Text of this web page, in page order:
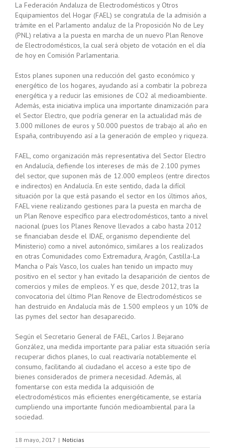
La Federación Andaluza de Electrodomésticos y Otros
Equipamientos del Hogar (FAEL) se congratula de la admisión a
trámite en el Parlamento andaluz de la Proposición No de Ley
(PNL) relativa a la puesta en marcha de un nuevo Plan Renove
de Electrodomésticos, la cual será objeto de votación en el día
de hoy en Comisión Parlamentaria.
Estos planes suponen una reducción del gasto económico y
energético de los hogares, ayudando así a combatir la pobreza
energética y a reducir las emisiones de CO2 al medioambiente.
Además, esta iniciativa implica una importante dinamización para
el Sector Electro, que podría generar en la actualidad más de
3.000 millones de euros y 50.000 puestos de trabajo al año en
España, contribuyendo así a la generación de empleo y riqueza.
FAEL, como organización más representativa del Sector Electro
en Andalucía, defiende los intereses de más de 2.100 pymes
del sector, que suponen más de 12.000 empleos (entre directos
e indirectos) en Andalucía. En este sentido, dada la difícil
situación por la que está pasando el sector en los últimos años,
FAEL viene realizando gestiones para la puesta en marcha de
un Plan Renove específico para electrodomésticos, tanto a nivel
nacional (pues los Planes Renove llevados a cabo hasta 2012
se financiaban desde el IDAE, organismo dependiente del
Ministerio) como a nivel autonómico, similares a los realizados
en otras Comunidades como Extremadura, Aragón, Castilla-La
Mancha o País Vasco, los cuales han tenido un impacto muy
positivo en el sector y han evitado la desaparición de cientos de
comercios y miles de empleos. Y es que, desde 2012, tras la
convocatoria del último Plan Renove de Electrodomésticos se
han destruido en Andalucía más de 1.500 empleos y un 10% de
las pymes del sector han desaparecido.
Según el Secretario General de FAEL, Carlos J. Bejarano
González, una medida importante para paliar esta situación sería
recuperar dichos planes, lo cual reactivaría notablemente el
consumo, facilitando al ciudadano el acceso a este tipo de
bienes considerados de primera necesidad. Además, al
fomentarse con esta medida la adquisición de
electrodomésticos más eficientes energéticamente, se estaría
cumpliendo una importante función medioambiental para la
sociedad.
18 mayo, 2017 | Noticias